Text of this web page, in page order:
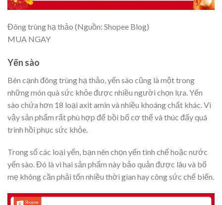
Đông trùng hạ thảo (Nguồn: Shopee Blog)
MUA NGAY
Yến sào
Bên cạnh đông trùng hạ thảo, yến sào cũng là một trong
những món quà sức khỏe được nhiều người chọn lựa. Yến
sào chứa hơn 18 loại axit amin và nhiều khoáng chất khác. Vì
vậy sản phẩm rất phù hợp để bồi bổ cơ thể và thúc đẩy quá
trình hồi phục sức khỏe.
Trong số các loại yến, bạn nên chọn yến tinh chế hoặc nước
yến sào. Đó là vì hai sản phẩm này bảo quản được lâu và bố
mẹ không cần phải tốn nhiều thời gian hay công sức chế biến.